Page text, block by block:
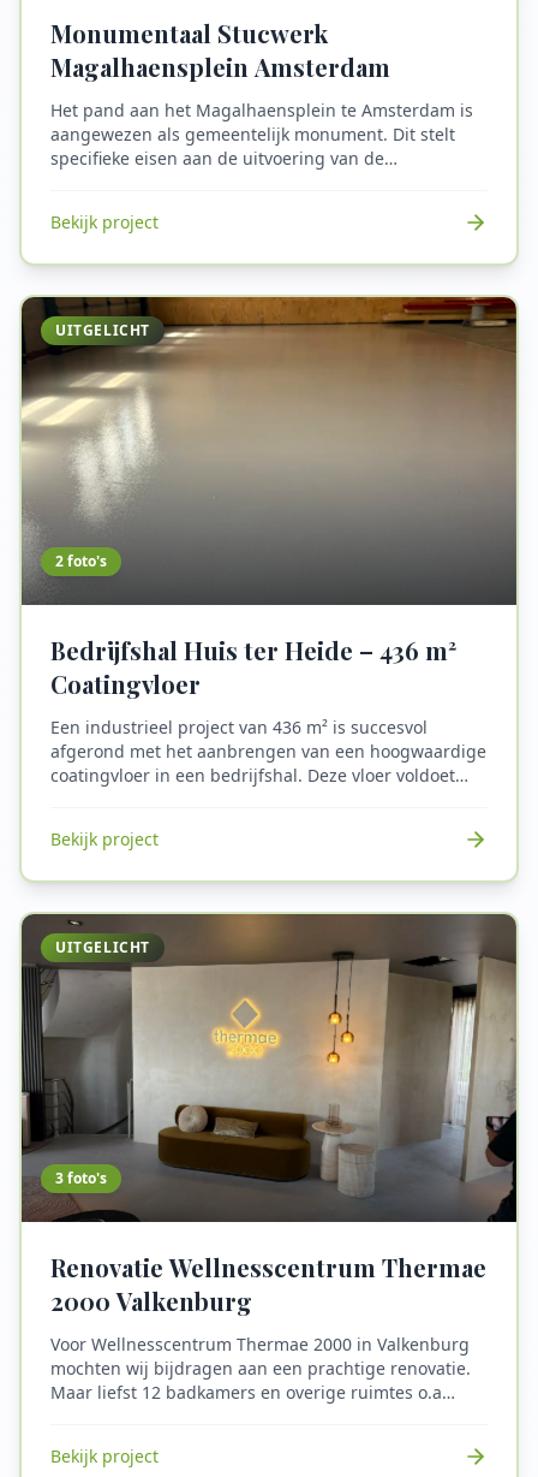
Monumentaal Stucwerk
Magalhaensplein Amsterdam
Het pand aan het Magalhaensplein te Amsterdam is
aangewezen als gemeentelijk monument. Dit stelt
specifieke eisen aan de uitvoering van de
uitgevoerd, met oog voor duurzaamheid en kwaliteit.
aanbrengen van het nieuwe stucwerk is rekening
gehouden met de oorspronkelijke uitstraling van het
pand, zodat het monumentale karakter behouden
blijft.
Bekijk project
UITGELICHT
2foto's
Bedrijfshal Huis ter Heide – 436 m²
Coatingvloer
Een industrieel project van 436 m² is succesvol
afgerond met het aanbrengen van een hoogwaardige
coatingvloer in een bedrijfshal. Deze vloer voldoet
coatingvloer is ideaal voor industriële omgevingen
eigenschappen, chemische bestendigheid en
onderhoudsgemak maakt het een uitstekende keuze
voor bedrijfshallen en andere industriële ruimtes.
Bekijk project
UITGELICHT
3foto's
Renovatie Wellnesscentrum Thermae
2000 Valkenburg
Voor Wellnesscentrum Thermae 2000 in Valkenburg
mochten wij bijdragen aan een prachtige renovatie.
Maar liefst 12 badkamers en overige ruimtes o.a
Beton Cirè. Daarnaast is de lobby en entree voorzien
Bekijk project